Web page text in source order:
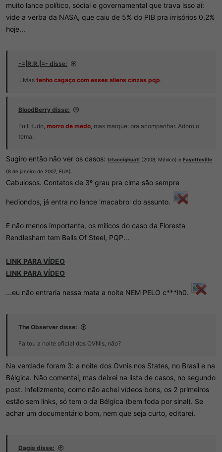
muito lance político, social e governamental que trava isso aí:
vide a verba da NASA, que caiu de 5% do PIB pra irrisórios 0,2%
hoje...
-=|R.R.|=- disse:
...Mas tenho cagaço com esses aliens cinzas pqp.
BloodBerry disse:
Eu li tudo, morro de medo , mas marquei pra acompanhar. Adoro o
tema.
Sugiro então não ver os casos: Iztaccíghuatl (2008, México) e Fayetteville
(8 de janeiro de 2007, EUA).
Cabulosos. Contatos de 3º grau pra cima são sempre
hediondos, já entra no lance 'macabro' do assunto.
E não menos importante, os milicos do caso da Floresta
Rendlesham tem Balls Of Steel, PQP...
LINK PARA VÍDEO
LINK PARA VÍDEO
...eu não entraria nessa mata a noite NEM PELO c***lh0.
The Observer disse:
Faltou a noite oficial dos OVNIs, não?
Na verdade foram 3: a noite dos Ovnis nos States, no Brasil e na
Bélgica. Não comentei, mas deixei na lista de casos, no segundo
post. Infelizmente, como não achei vídeos bons, os 2 primeiros
estão sem links, só tem o da Bélgica (bem foda por sinal). Se
achar um documentário bom, nem que seja curto, editarei.
Dagis disse: